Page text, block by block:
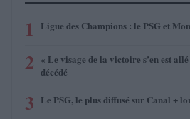
1 Ligue des Champions : le PSG et
2 « Le visage de la victoire s’en est
décédé
3 Le PSG, le plus diffusé sur Canal +